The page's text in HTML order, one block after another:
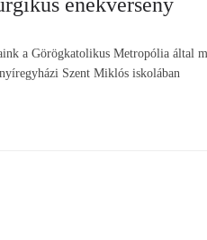
a Görögkatolikus Metropólia által
Szent Miklós iskolában